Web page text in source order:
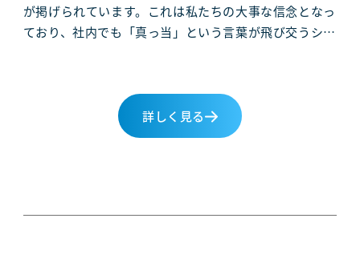
が掲げられています。これは私たちの大事な信念となっ
ており、社内でも「真っ当」という言葉が飛び交うシー
詳しく見る